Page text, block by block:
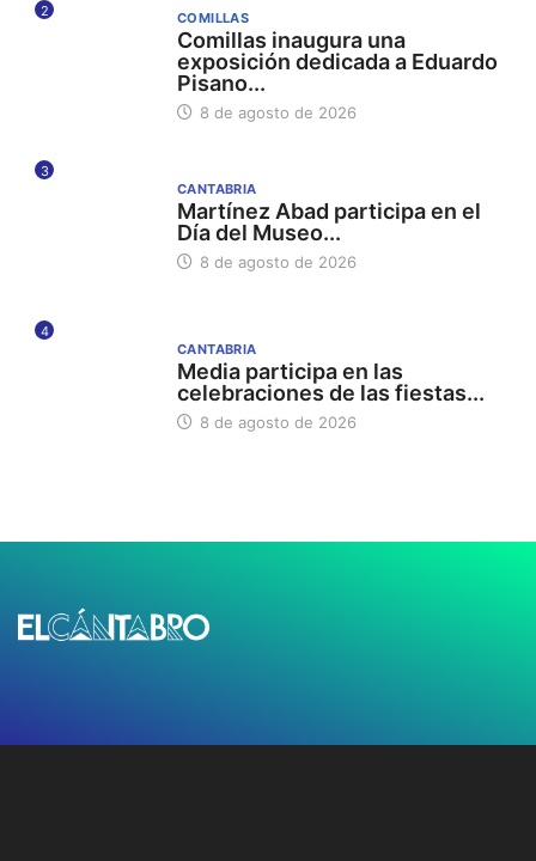
2 COMILLAS
Comillas inaugura una
exposición dedicada a Eduardo
Pisano...
8 de agosto de 2026
3
CANTABRIA
Martínez Abad participa en el
Día del Museo...
8 de agosto de 2026
4
CANTABRIA
Media participa en las
celebraciones de las fiestas...
8 de agosto de 2026